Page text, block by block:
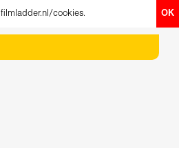
OK
filmladder.nl/cookies.